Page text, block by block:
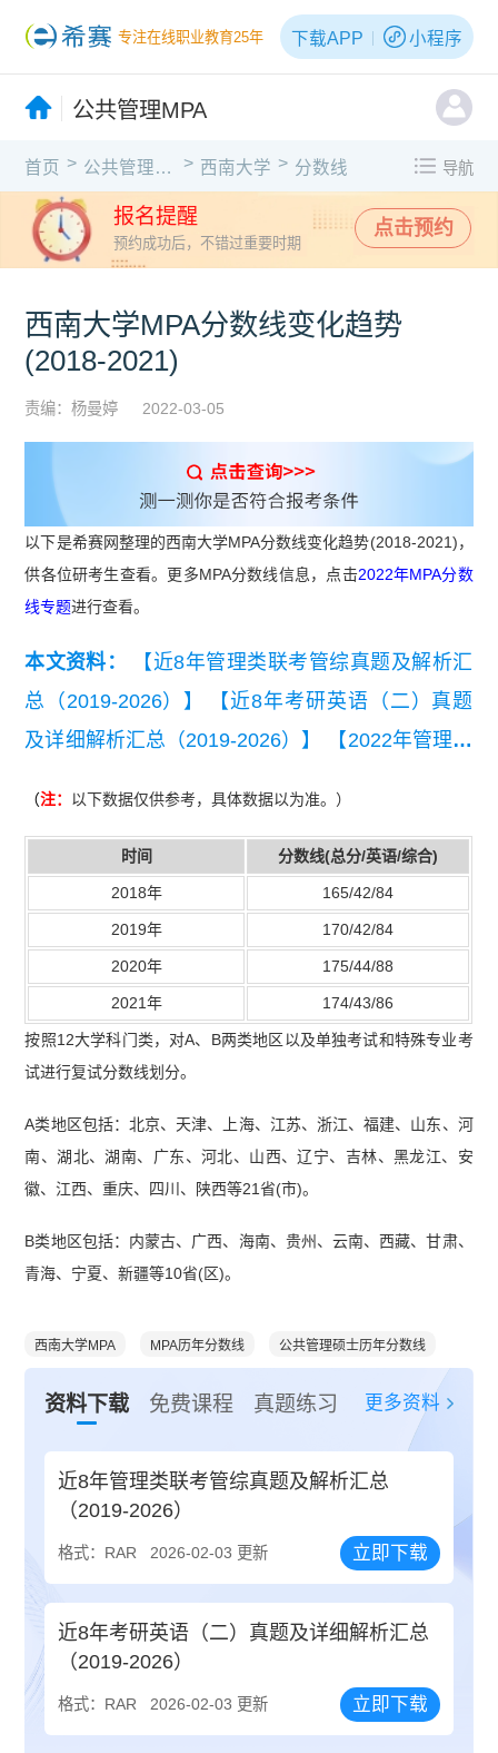
专注在线职业教育25年 下载APP 小程序
公共管理MPA
首页 > 公共管理MPA > 西南大学 > 分数线 导航
报名提醒
预约成功后，不错过重要时期
点击预约
西南大学MPA分数线变化趋势
(2018-2021)
责编：杨曼婷 2022-03-05
以下是希赛网整理的西南大学MPA分数线变化趋势(2018-2021)，
供各位研考生查看。更多MPA分数线信息，点击2022年MPA分数
线专题进行查看。
本文资料：
【近8年管理类联考管综真题及解析汇
总（2019-2026）】
【近8年考研英语（二）真题
及详细解析汇总（2019-2026）】
【2022年管理联
（注： 以下数据仅供参考，具体数据以为准。）
时间 分数线(总分/英语/综合)
2018年 165/42/84
2019年 170/42/84
2020年 175/44/88
2021年 174/43/86
按照12大学科门类，对A、B两类地区以及单独考试和特殊专业考
试进行复试分数线划分。
A类地区包括：北京、天津、上海、江苏、浙江、福建、山东、河
南、湖北、湖南、广东、河北、山西、辽宁、吉林、黑龙江、安
徽、江西、重庆、四川、陕西等21省(市)。
B类地区包括：内蒙古、广西、海南、贵州、云南、西藏、甘肃、
青海、宁夏、新疆等10省(区)。
西南大学MPA MPA历年分数线 公共管理硕士历年分数线
资料下载 免费课程 真题练习 更多资料
近8年管理类联考管综真题及解析汇总
（2019-2026）
格式：RAR 2026-02-03 更新 立即下载
近8年考研英语（二）真题及详细解析汇总
（2019-2026）
格式：RAR 2026-02-03 更新 立即下载